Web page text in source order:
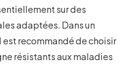
sur des
adaptées. Dans un
recommandé de choisir
résistants aux maladies